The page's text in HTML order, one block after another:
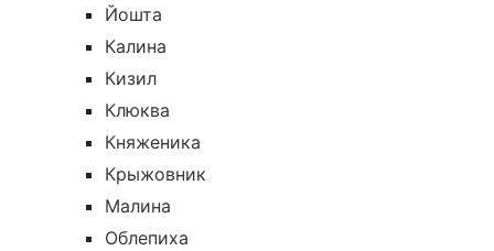
Йошта
Калина
Кизил
Клюква
Княженика
Крыжовник
Малина
Облепиха